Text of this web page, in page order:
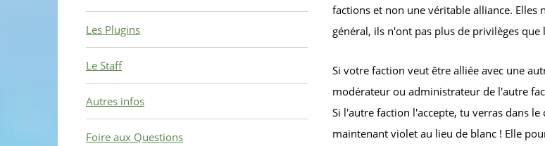
Les Plugins
Le Staff
Autres infos
Foire aux Questions
factions et non une véritable alliance. Elles
général, ils n'ont pas plus de privilèges que
Si votre faction veut être alliée avec une
modérateur ou administrateur de l'autre
Si l'autre faction l'accepte, tu verras dans
maintenant violet au lieu de blanc ! Elle